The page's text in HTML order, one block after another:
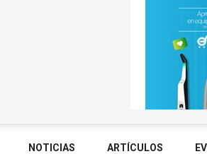
NOTICIAS ARTÍCULOS